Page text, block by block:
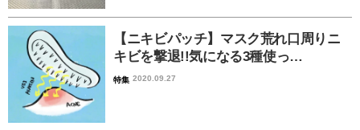
【ニキビパッチ】マスク荒れ口周りニ
キビを撃退!!気になる3種使っ…
特集 2020.09.27